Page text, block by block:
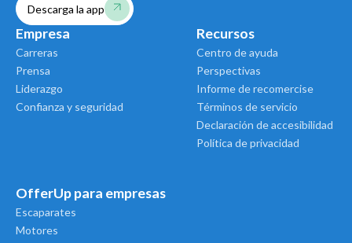
Descarga la app
Empresa
Carreras
Prensa
Liderazgo
Confianza y seguridad
Recursos
Centro de ayuda
Perspectivas
Informe de recomercise
Términos de servicio
Declaración de accesibilidad
Política de privacidad
OfferUp para empresas
Escaparates
Motores